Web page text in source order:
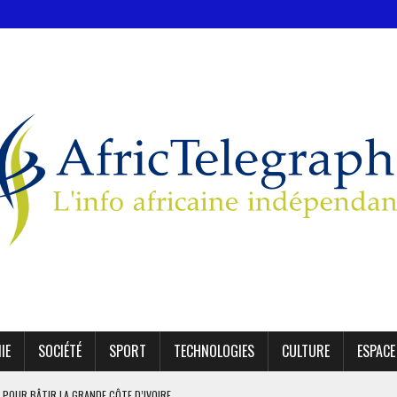
SOCIÉTÉ SPORT TECHNOLOGIES CULTURE